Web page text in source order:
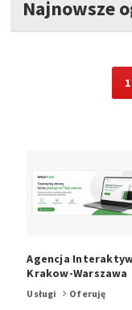
Najnowsze
1
Agencja
Krakow-Warszawa
Usługi Oferuję